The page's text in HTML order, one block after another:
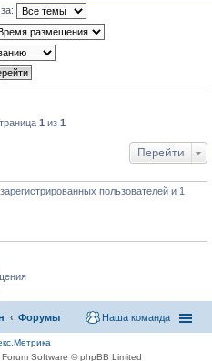
1 из 1
Перейти
пользователей и 1
Форумы Наша команда
Software © phpBB Limited